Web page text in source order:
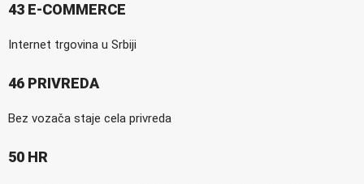
43 E-COMMERCE
Internet trgovina u Srbiji
46 PRIVREDA
Bez vozača staje cela privreda
50 HR